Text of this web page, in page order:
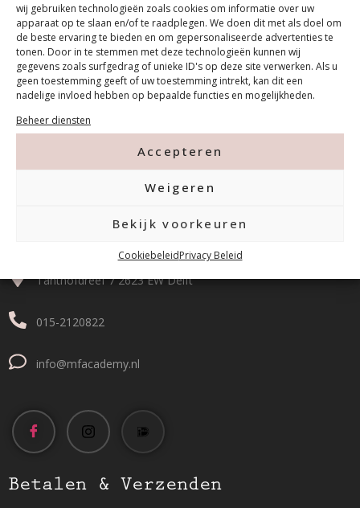
wij gebruiken technologieën zoals cookies om informatie over uw
apparaat op te slaan en/of te raadplegen. We doen dit met als doel om
de beste ervaring te bieden en om gepersonaliseerde advertenties te
tonen. Door in te stemmen met deze technologieën kunnen wij
gegevens zoals surfgedrag of unieke ID's op deze site verwerken. Als u
geen toestemming geeft of uw toestemming intrekt, kan dit een
nadelige invloed hebben op bepaalde functies en mogelijkheden.
Beheer diensten
Accepteren
Weigeren
Bekijk voorkeuren
CookiebeleidPrivacy Beleid
Tanthofdreef 7 2623 EW Delft
015-2120822
info@mfacademy.nl
Betalen & Verzenden